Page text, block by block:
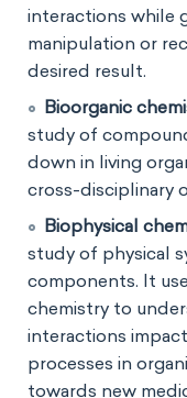
interactions while
manipulation or
desired result.
Bioorganic
study of
down in living
cross-disciplinary
Biophysical
study of physical
components. It
chemistry to
interactions
processes in
towards new